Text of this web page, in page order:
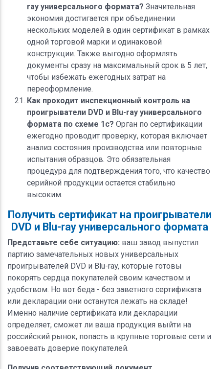
ray универсального формата? Значительная
экономия достигается при объединении
нескольких моделей в один сертификат в рамках
одной торговой марки и одинаковой
конструкции. Также выгодно оформлять
документы сразу на максимальный срок в 5 лет,
чтобы избежать ежегодных затрат на
переоформление.
Как проходит инспекционный контроль на
проигрыватели DVD и Blu-ray универсального
формата по схеме 1с? Орган по сертификации
ежегодно проводит проверку, которая включает
анализ состояния производства или повторные
испытания образцов. Это обязательная
процедура для подтверждения того, что качество
серийной продукции остается стабильно
высоким.
Получить сертификат на проигрыватели
DVD и Blu-ray универсального формата
Представьте себе ситуацию: ваш завод выпустил
партию замечательных новых универсальных
проигрывателей DVD и Blu-ray, которые готовы
покорять сердца покупателей своим качеством и
удобством. Но вот беда - без заветного сертификата
или декларации они останутся лежать на складе!
Именно наличие сертификата или декларации
определяет, сможет ли ваша продукция выйти на
российский рынок, попасть в крупные торговые сети и
завоевать доверие покупателей.